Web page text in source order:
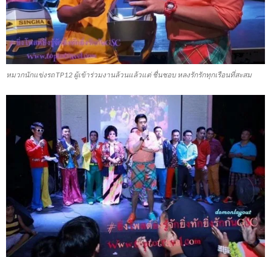
หมวกนักแข่งรถ TP12 ผู้เข้าร่วมงานล้วนแล้วแต่ ชื่นชอบ หลงรักรักทุกเรือนที่สะสม